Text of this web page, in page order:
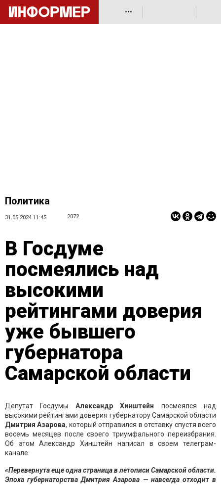
•••
Политика
31.05.2024 11:45 2072
В Госдуме
посмеялись над
высокими
рейтингами доверия
уже бывшего
губернатора
Самарской области
Депутат Госдумы Александр Хинштейн посмеялся над
высокими рейтингами доверия губернатору Самарской области
Дмитрия Азарова, который отправился в отставку спустя всего
восемь месяцев после своего триумфального переизбрания.
Об этом Александр Хинштейн написал в своем телеграм-
канале.
«Перевернута еще одна страница в летописи Самарской области.
Эпоха губернаторства Дмитрия Азарова — навсегда отходит в